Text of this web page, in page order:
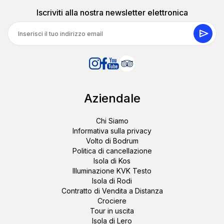
pressione, potevamo esplorare al nostro ritmo e la guida
ci ha dato ottimi consigli locali.”
Punti salienti di Bodrum dai Nativi Lusso Tutto in
"Ci siamo divertiti a esplorare il Castello di Bodrum con
una guida esperta che ha dato vita alla storia. Lo
shopping dopo è stato un bel tocco."
Punti salienti di Bodrum dai Nativi Lusso Tutto in
Iscriviti alla nostra newsletter elettronica
Aziendale
Chi Siamo
Informativa sulla privacy
Volto di Bodrum
Politica di cancellazione
Isola di Kos
Illuminazione KVK Testo
Isola di Rodi
Contratto di Vendita a Distanza
Crociere
Tour in uscita
Isola di Lero